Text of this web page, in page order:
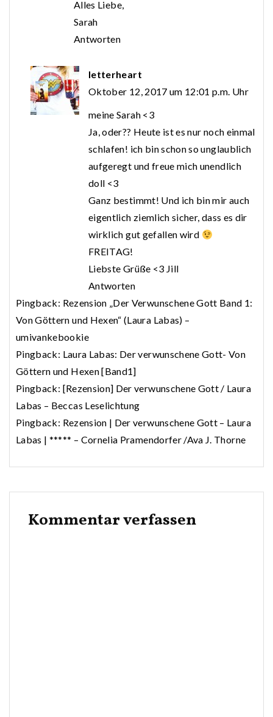
Alles Liebe,
Sarah
Antworten
letterheart
Oktober 12, 2017 um 12:01 p.m. Uhr
meine Sarah <3
Ja, oder?? Heute ist es nur noch einmal
schlafen! ich bin schon so unglaublich
aufgeregt und freue mich unendlich
doll <3
Ganz bestimmt! Und ich bin mir auch
eigentlich ziemlich sicher, dass es dir
wirklich gut gefallen wird
FREITAG!
Liebste Grüße <3 Jill
Antworten
Pingback: Rezension „Der Verwunschene Gott Band 1:
Von Göttern und Hexen“ (Laura Labas) –
umivankebookie
Pingback: Laura Labas: Der verwunschene Gott- Von
Göttern und Hexen [Band1]
Pingback: [Rezension] Der verwunschene Gott / Laura
Labas – Beccas Leselichtung
Pingback: Rezension | Der verwunschene Gott – Laura
Labas | ***** – Cornelia Pramendorfer /Ava J. Thorne
Kommentar verfassen